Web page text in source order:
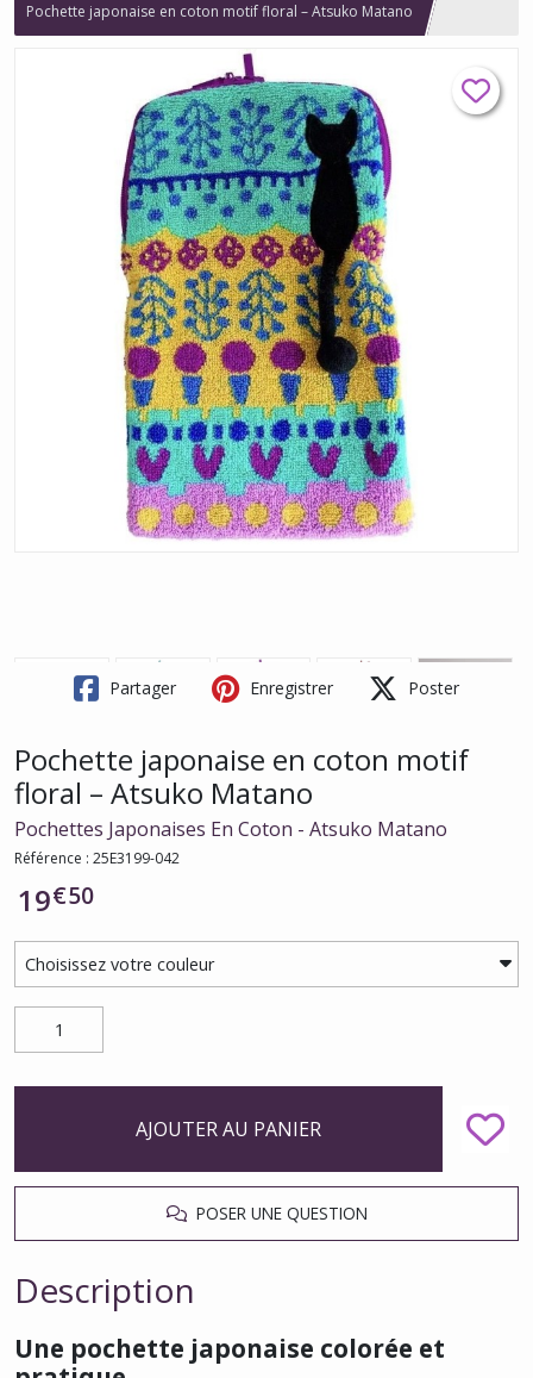
Pochette japonaise en coton motif floral – Atsuko Matano
Partager Enregistrer Poster
Pochette japonaise en coton motif
floral – Atsuko Matano
Pochettes Japonaises En Coton - Atsuko Matano
Référence : 25E3199-042
19€50
AJOUTER AU PANIER
POSER UNE QUESTION
Description
Une pochette japonaise colorée et